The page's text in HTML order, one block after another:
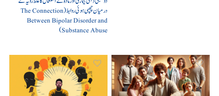
درمیان چھپی ہوئی روابط (The Connection
Between Bipolar Disorder and
Substance Abuse)